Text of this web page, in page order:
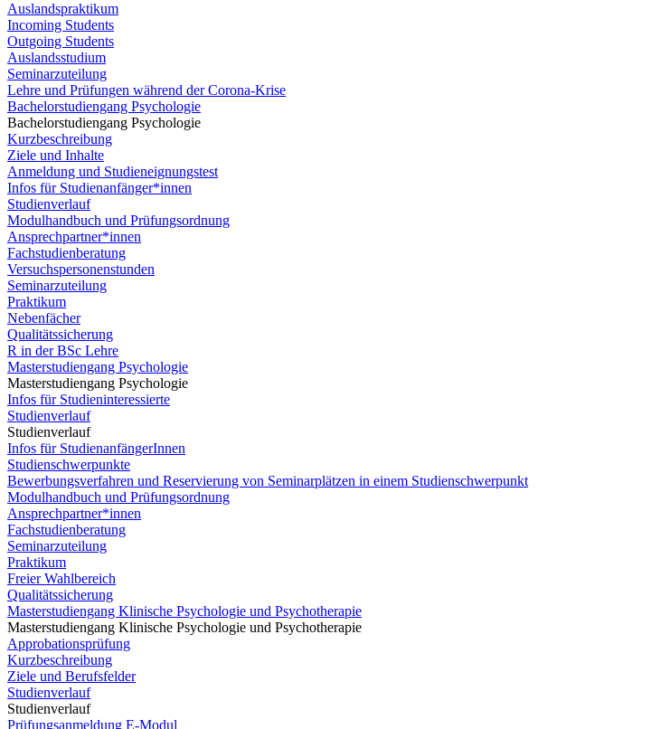
Auslandspraktikum
Incoming Students
Outgoing Students
Auslandsstudium
Seminarzuteilung
Lehre und Prüfungen während der Corona-Krise
Bachelorstudiengang Psychologie
Bachelorstudiengang Psychologie
Kurzbeschreibung
Ziele und Inhalte
Anmeldung und Studieneignungstest
Infos für Studienanfänger*innen
Studienverlauf
Modulhandbuch und Prüfungsordnung
Ansprechpartner*innen
Fachstudienberatung
Versuchspersonenstunden
Seminarzuteilung
Praktikum
Nebenfächer
Qualitätssicherung
R in der BSc Lehre
Masterstudiengang Psychologie
Masterstudiengang Psychologie
Infos für Studieninteressierte
Studienverlauf
Studienverlauf
Infos für StudienanfängerInnen
Studienschwerpunkte
Bewerbungsverfahren und Reservierung von Seminarplätzen in einem Studienschwerpunkt
Modulhandbuch und Prüfungsordnung
Ansprechpartner*innen
Fachstudienberatung
Seminarzuteilung
Praktikum
Freier Wahlbereich
Qualitätssicherung
Masterstudiengang Klinische Psychologie und Psychotherapie
Masterstudiengang Klinische Psychologie und Psychotherapie
Approbationsprüfung
Kurzbeschreibung
Ziele und Berufsfelder
Studienverlauf
Studienverlauf
Prüfungsanmeldung E-Modul